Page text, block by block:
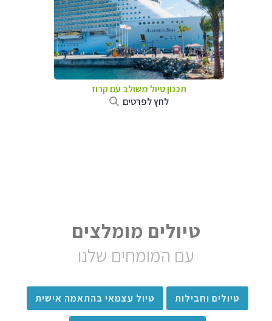
תכנון טיול משולב עם קרוז
לחץ לפרטים
טיולים מומלצים
עם המומחים שלנו
טיולים וחבילות טיול עצמאי בהתאמה אישית